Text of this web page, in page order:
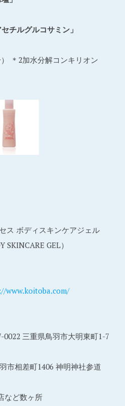
セチルグルコサミン」
＊2加水分解コンキリオン
ス ボディスキンケアジェル
SKINCARE GEL）
www.koitoba.com/
0022 三重県鳥羽市大明東町1-7
市相差町1406 神明神社参道
など数ヶ所